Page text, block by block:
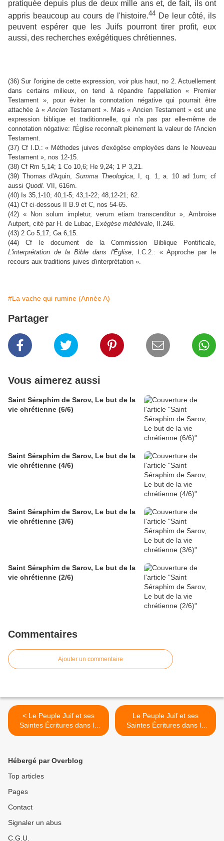
pratiquée depuis plus de deux mille ans et, de fait, ils ont
appris beaucoup au cours de l'histoire.44 De leur côté, ils
peuvent espérer que les Juifs pourront tirer profit, eux
aussi, des recherches exégétiques chrétiennes.
(36) Sur l'origine de cette expression, voir plus haut, no 2. Actuellement
dans certains milieux, on tend à répandre l'appellation « Premier
Testament », pour éviter la connotation négative qui pourrait être
attachée à « AncienTestament ». Mais « Ancien Testament » est une
expression biblique et traditionnelle, qui n'a pas par elle-même de
connotation négative: l'Église reconnaît pleinement la valeur de l'Ancien
Testament.
(37) Cf I.D.: « Méthodes juives d'exégèse employées dans le Nouveau
Testament », nos 12-15.
(38) Cf Rm 5,14; 1 Co 10,6; He 9,24; 1 P 3,21.
(39) Thomas d'Aquin, Summa Theologica, I, q. 1, a. 10 ad 1um; cf
aussi Quodl. VII, 616m.
(40) Is 35,1-10; 40,1-5; 43,1-22; 48,12-21; 62.
(41) Cf ci-dessous II B.9 et C, nos 54-65.
(42) « Non solum impletur, verum etiam transcenditur », Ambroise
Autpert, cité par H. de Lubac, Exégèse médiévale , II.246.
(43) 2 Co 5,17; Ga 6,15.
(44) Cf le document de la Commission Biblique Pontificale,
L'interprétation de la Bible dans l'Église, I.C.2.: « Approche par le
recours aux traditions juives d'interprétation ».
#La vache qui rumine (Année A)
Partager
Vous aimerez aussi
Saint Séraphim de Sarov, Le but de la
vie chrétienne (6/6)
Saint Séraphim de Sarov, Le but de la
vie chrétienne (4/6)
Saint Séraphim de Sarov, Le but de la
vie chrétienne (3/6)
Saint Séraphim de Sarov, Le but de la
vie chrétienne (2/6)
Commentaires
Ajouter un commentaire
< Le Peuple Juif et ses
Saintes Écritures dans la
Bible Chrétienne - 4
Le Peuple Juif et ses
Saintes Écritures dans la
Bible Chrétienne - 6 >
Hébergé par Overblog
Top articles
Pages
Contact
Signaler un abus
C.G.U.